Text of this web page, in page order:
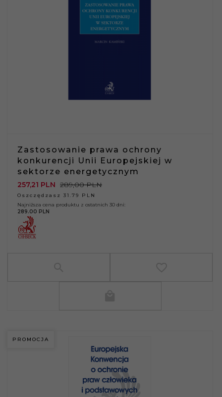
Zastosowanie prawa ochrony
konkurencji Unii Europejskiej w
sektorze energetycznym
257,21 PLN 289,00 PLN
Oszczędzasz 31.79 PLN
Najniższa cena produktu z ostatnich 30 dni:
289.00 PLN
PROMOCJA